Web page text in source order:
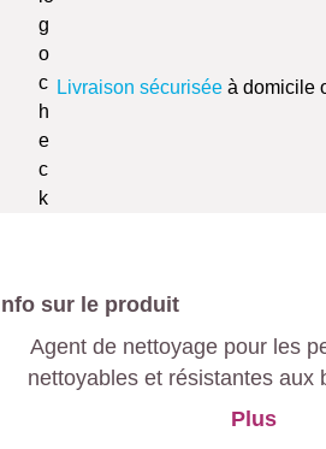
Livraison sécurisée à domicile
sur le produit
Agent de nettoyage pour les
nettoyables et résistantes aux
Plus